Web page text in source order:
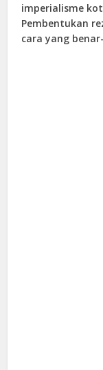
imperialisme
Pembentukan
cara yang